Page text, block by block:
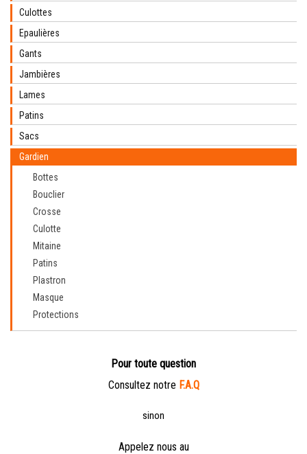
Culottes
Epaulières
Gants
Jambières
Lames
Patins
Sacs
Gardien
Bottes
Bouclier
Crosse
Culotte
Mitaine
Patins
Plastron
Masque
Protections
Pour toute question
Consultez notre F.A.Q
sinon
Appelez nous au